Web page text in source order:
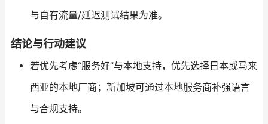
与自有流量/延迟测试结果为准。
结论与行动建议
若优先考虑“服务好”与本地支持，优先选择日本或马来
西亚的本地厂商；新加坡可通过本地服务商补强语言
与合规支持。